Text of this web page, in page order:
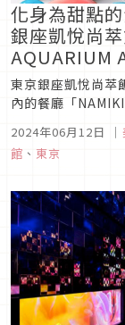
化身為甜點
銀座凱悅尚
AQUARIUM
東京銀座凱悅尚萃
內的餐廳「
日（一），期間
AQUARIUM
2024年06月12日 ｜
館 、 東京